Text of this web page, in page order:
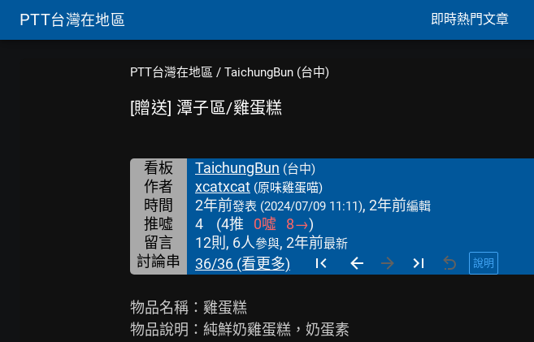
PTT台灣在地區 即時熱門文章
PTT台灣在地區 / TaichungBun (台中)
[贈送] 潭子區/雞蛋糕
看板 TaichungBun (台中)
作者 xcatxcat (原味雞蛋喵)
時間 2年前發表 (2024/07/09 11:11), 2年前編輯
推噓 4 (4推 0噓 8→)
留言
12則, 6人參與, 2年前最新
討論串 36/36 (看更多) 說明
物品名稱：雞蛋糕
物品說明：純鮮奶雞蛋糕，奶蛋素